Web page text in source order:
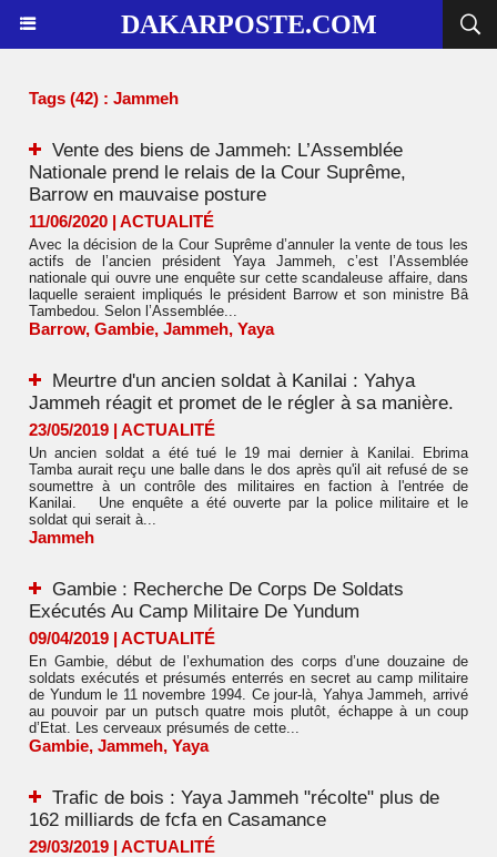
DAKARPOSTE.COM
Tags (42) : Jammeh
Vente des biens de Jammeh: L’Assemblée
Nationale prend le relais de la Cour Suprême,
Barrow en mauvaise posture
11/06/2020 | ACTUALITÉ
Avec la décision de la Cour Suprême d’annuler la vente de tous les
actifs de l’ancien président Yaya Jammeh, c’est l’Assemblée
nationale qui ouvre une enquête sur cette scandaleuse affaire, dans
laquelle seraient impliqués le président Barrow et son ministre Bâ
Tambedou. Selon l’Assemblée...
Barrow, Gambie, Jammeh, Yaya
Meurtre d'un ancien soldat à Kanilai : Yahya
Jammeh réagit et promet de le régler à sa manière.
23/05/2019 | ACTUALITÉ
Un ancien soldat a été tué le 19 mai dernier à Kanilai. Ebrima
Tamba aurait reçu une balle dans le dos après qu'il ait refusé de se
soumettre à un contrôle des militaires en faction à l'entrée de
Kanilai. Une enquête a été ouverte par la police militaire et le
soldat qui serait à...
Jammeh
Gambie : Recherche De Corps De Soldats
Exécutés Au Camp Militaire De Yundum
09/04/2019 | ACTUALITÉ
En Gambie, début de l’exhumation des corps d’une douzaine de
soldats exécutés et présumés enterrés en secret au camp militaire
de Yundum le 11 novembre 1994. Ce jour-là, Yahya Jammeh, arrivé
au pouvoir par un putsch quatre mois plutôt, échappe à un coup
d’Etat. Les cerveaux présumés de cette...
Gambie, Jammeh, Yaya
Trafic de bois : Yaya Jammeh "récolte" plus de
162 milliards de fcfa en Casamance
29/03/2019 | ACTUALITÉ